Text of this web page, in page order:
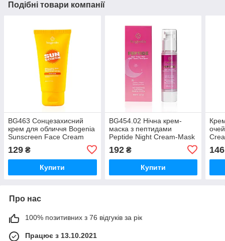
Подібні товари компанії
BG463 Сонцезахисний
крем для обличчя Bogenia
Sunscreen Face Cream
129 ₴
Купити
BG454.02 Нічна крем-
маска з пептидами
Peptide Night Cream-Mask
192₴
Купити
146
Про нас
100% позитивних з 76 відгуків за рік
Працює з 13.10.2021